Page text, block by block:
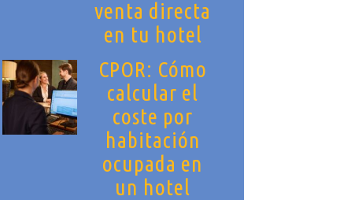
venta directa
en tu hotel
CPOR: Cómo
calcular el
coste por
habitación
ocupada en
un hotel